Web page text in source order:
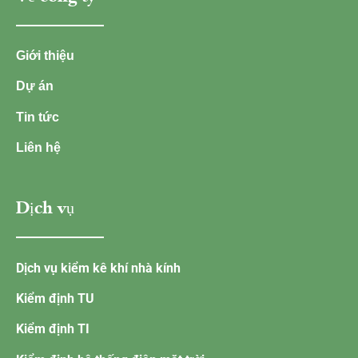
Giới thiệu
Dự án
Tin tức
Liên hệ
Dịch vụ
Dịch vụ kiểm kê khí nhà kính
Kiểm định TU
Kiểm định TI